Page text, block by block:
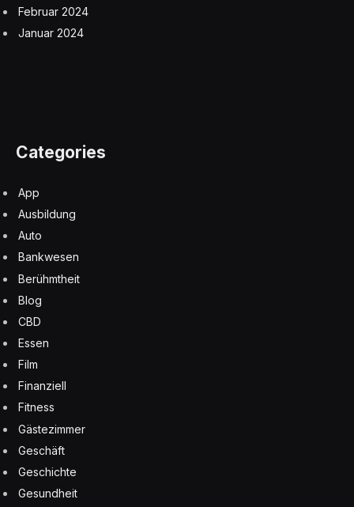
Februar 2024
Januar 2024
Categories
App
Ausbildung
Auto
Bankwesen
Berühmtheit
Blog
CBD
Essen
Film
Finanziell
Fitness
Gästezimmer
Geschäft
Geschichte
Gesundheit